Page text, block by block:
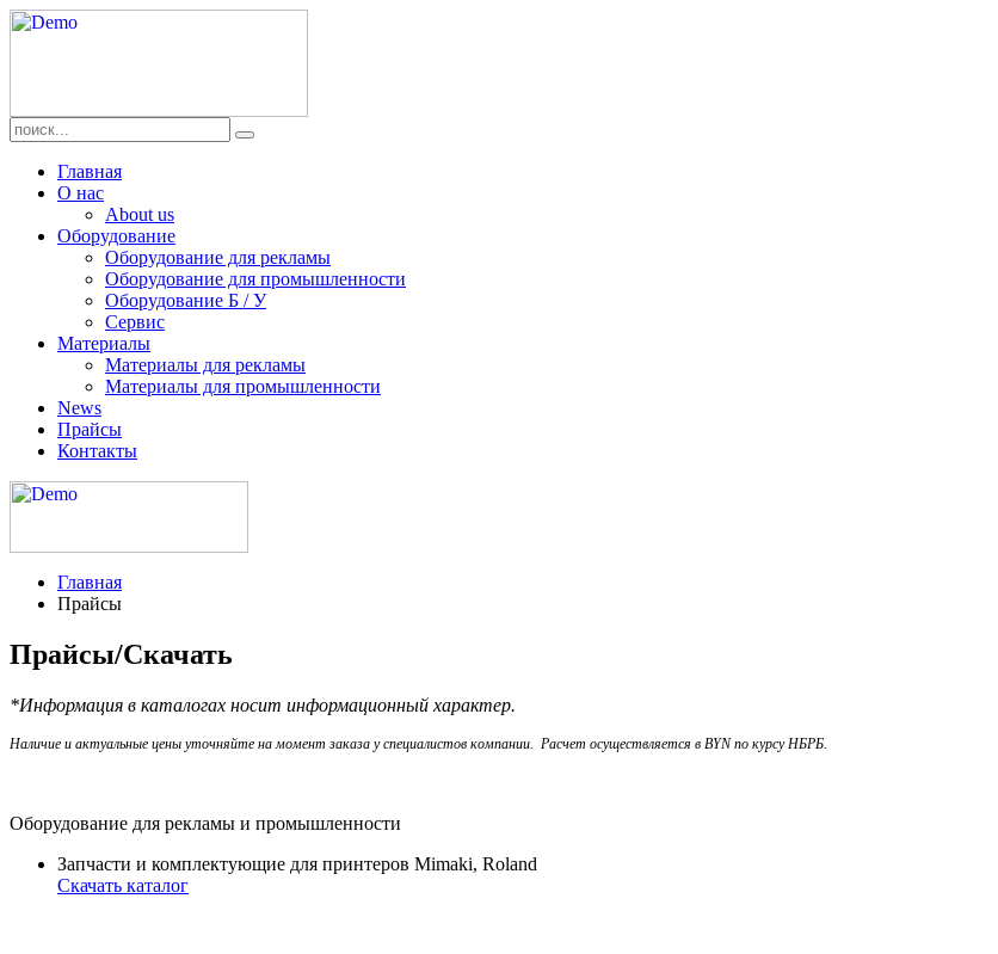
Главная
О нас
About us
Оборудование
Оборудование для рекламы
Оборудование для промышленности
Оборудование Б / У
Сервис
Материалы
Материалы для рекламы
Материалы для промышленности
News
Прайсы
Контакты
Главная
Прайсы
Прайсы/Скачать
*Информация в каталогах носит информационный характер.
Наличие и актуальные цены уточняйте на момент заказа у специалистов компании. Расчет осуществляется в BYN по курсу НБРБ.
Оборудование для рекламы и промышленности
Запчасти и комплектующие для принтеров Mimaki, Roland
Скачать каталог